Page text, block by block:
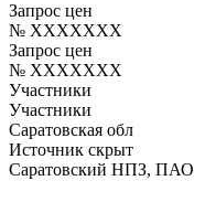
Запрос цен
№ XXXXXXX
Запрос цен
№ XXXXXXX
Участники
Участники
Саратовская обл
Источник скрыт
Саратовский НПЗ, ПАО